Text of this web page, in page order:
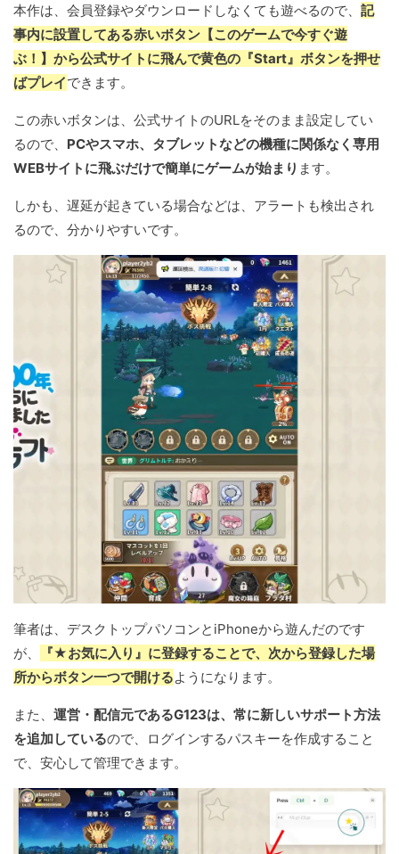
本作は、会員登録やダウンロードしなくても遊べるので、 記
事内に設置してある赤いボタン【このゲームで今すぐ遊
ぶ！】から公式サイトに飛んで黄色の『Start』ボタンを押せ
ばプレイできます。
この赤いボタンは、公式サイトのURLをそのまま設定してい
るので、 PCやスマホ、タブレットなどの機種に関係なく専用
WEBサイトに飛ぶだけで簡単にゲームが始まり ます。
しかも、遅延が起きている場合などは、アラートも検出され
るので、分かりやすいです。
筆者は、デスクトップパソコンとiPhoneから遊んだのです
が、
『★お気に入り』に登録することで、次から登録した場
所からボタン一つで開けるようになります。
また、 運営・配信元であるG123は、常に新しいサポート方法
を追加しているので、ログインするパスキーを作成すること
で、安心して管理できます。